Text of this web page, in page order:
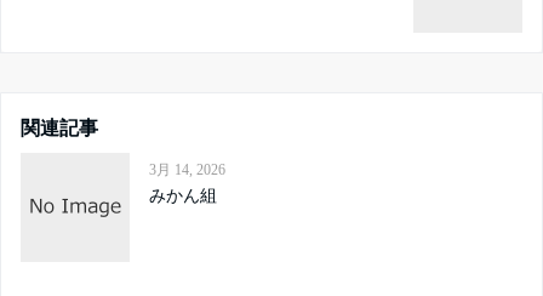
関連記事
3月 14, 2026
みかん組